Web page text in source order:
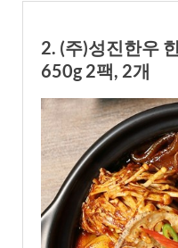
2. (주)성진한우
650g 2팩, 2개